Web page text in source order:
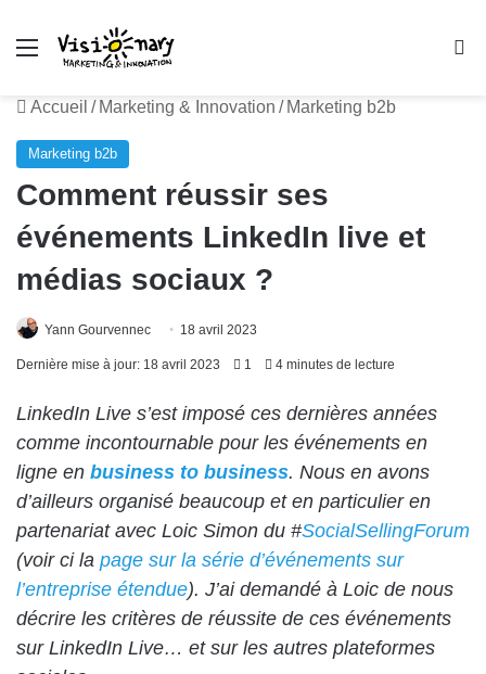
Menu
Accueil / Marketing & Innovation / Marketing b2b
Marketing b2b
Comment réussir ses
événements LinkedIn live et
médias sociaux ?
Yann Gourvennec 18 avril 2023
Dernière mise à jour: 18 avril 2023 1 4 minutes de lecture
LinkedIn Live s’est imposé ces dernières années
comme incontournable pour les événements en
ligne en business to business. Nous en avons
d’ailleurs organisé beaucoup et en particulier en
partenariat avec Loic Simon du #SocialSellingForum
(voir ci la page sur la série d’événements sur
l’entreprise étendue). J’ai demandé à Loic de nous
décrire les critères de réussite de ces événements
sur LinkedIn Live… et sur les autres plateformes